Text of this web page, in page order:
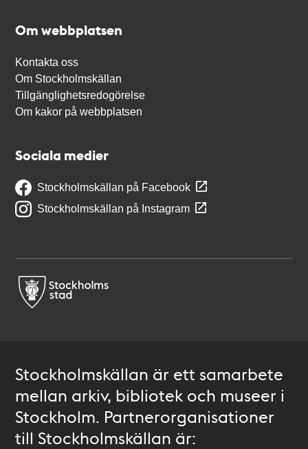
Om webbplatsen
Kontakta oss
Om Stockholmskällan
Tillgänglighetsredogörelse
Om kakor på webbplatsen
Sociala medier
Stockholmskällan på Facebook
Stockholmskällan på Instagram
Stockholmskällan är ett samarbete
mellan arkiv, bibliotek och museer i
Stockholm. Partnerorganisationer
till Stockholmskällan är: